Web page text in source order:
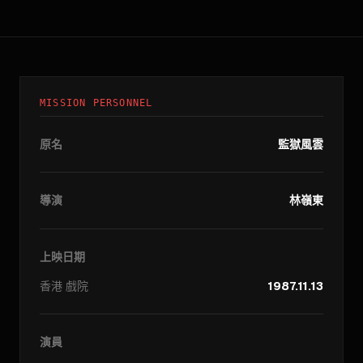
MISSION PERSONNEL
原名 監獄風雲
導演 林嶺東
上映日期
香港 戲院 1987.11.13
演員